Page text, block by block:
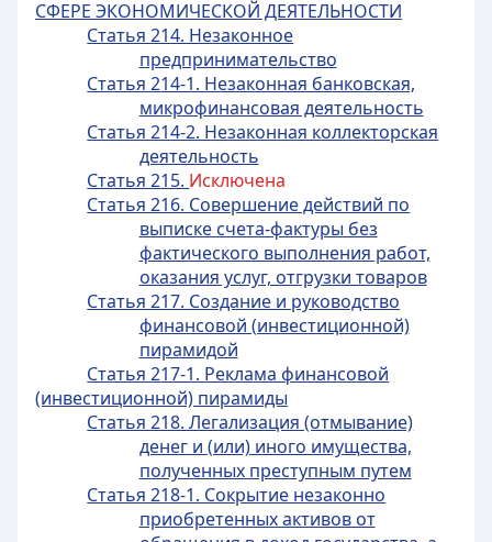
СФЕРЕ ЭКОНОМИЧЕСКОЙ ДЕЯТЕЛЬНОСТИ
Статья 214. Незаконное
предпринимательство
Статья 214-1. Незаконная банковская,
микрофинансовая деятельность
Статья 214-2. Незаконная коллекторская
деятельность
Статья 215. Исключена
Статья 216. Совершение действий по
выписке счета-фактуры без
фактического выполнения работ,
оказания услуг, отгрузки товаров
Статья 217. Создание и руководство
финансовой (инвестиционной)
пирамидой
Статья 217-1. Реклама финансовой
(инвестиционной) пирамиды
Статья 218. Легализация (отмывание)
денег и (или) иного имущества,
полученных преступным путем
Статья 218-1. Сокрытие незаконно
приобретенных активов от